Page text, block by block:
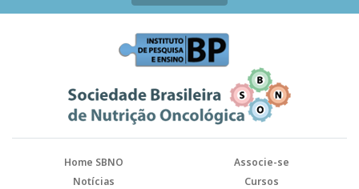
Home SBNO
Associe-se
Notícias
Cursos